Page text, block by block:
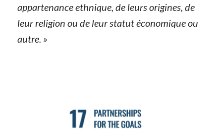
appartenance ethnique, de leurs origines, de
leur religion ou de leur statut économique ou
autre. »